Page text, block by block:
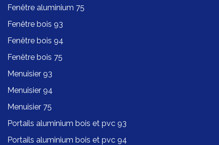
Fenêtre aluminium 75
Fenêtre bois 93
Fenêtre bois 94
Fenêtre bois 75
Menuisier 93
Menuisier 94
Menuisier 75
Portails aluminium bois et pvc 93
Portails aluminium bois et pvc 94